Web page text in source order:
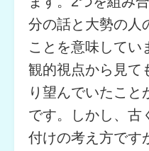
分の話と大勢の人
ことを意味してい
観的視点から見て
り望んでいたこと
です。しかし、古
付けの考え方です